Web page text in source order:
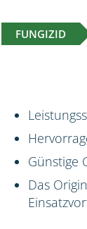
FUNGIZID
Günstige
Das